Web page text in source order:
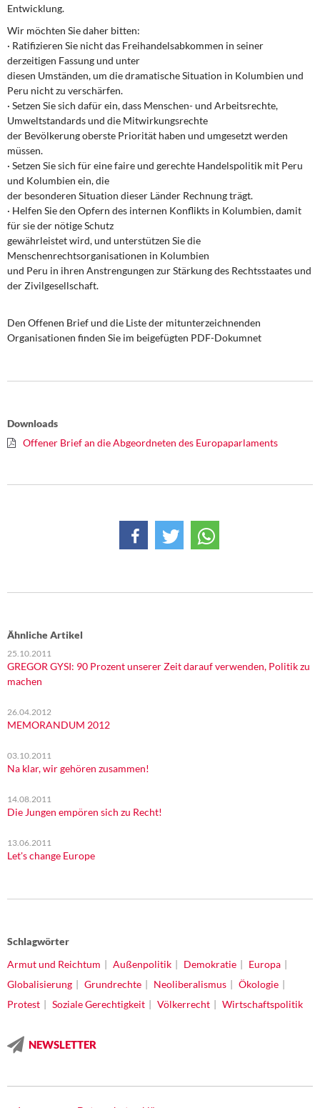
Entwicklung.
Wir möchten Sie daher bitten:
· Ratifizieren Sie nicht das Freihandelsabkommen in seiner
derzeitigen Fassung und unter
diesen Umständen, um die dramatische Situation in Kolumbien und
Peru nicht zu verschärfen.
· Setzen Sie sich dafür ein, dass Menschen- und Arbeitsrechte,
Umweltstandards und die Mitwirkungsrechte
der Bevölkerung oberste Priorität haben und umgesetzt werden
müssen.
· Setzen Sie sich für eine faire und gerechte Handelspolitik mit Peru
und Kolumbien ein, die
der besonderen Situation dieser Länder Rechnung trägt.
· Helfen Sie den Opfern des internen Konflikts in Kolumbien, damit
für sie der nötige Schutz
gewährleistet wird, und unterstützen Sie die
Menschenrechtsorganisationen in Kolumbien
und Peru in ihren Anstrengungen zur Stärkung des Rechtsstaates und
der Zivilgesellschaft.
Den Offenen Brief und die Liste der mitunterzeichnenden
Organisationen finden Sie im beigefügten PDF-Dokumnet
Downloads
Offener Brief an die Abgeordneten des Europaparlaments
Ähnliche Artikel
25.10.2011
GREGOR GYSI: 90 Prozent unserer Zeit darauf verwenden, Politik zu
machen
26.04.2012
MEMORANDUM 2012
03.10.2011
Na klar, wir gehören zusammen!
14.08.2011
Die Jungen empören sich zu Recht!
13.06.2011
Let's change Europe
Schlagwörter
Armut und Reichtum
Außenpolitik Demokratie
Europa
Globalisierung
Grundrechte Neoliberalismus
Ökologie
Protest
Soziale Gerechtigkeit Völkerrecht Wirtschaftspolitik
NEWSLETTER